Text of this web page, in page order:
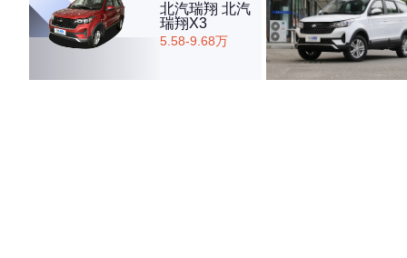
北汽瑞翔 北汽
瑞翔X3
5.58-9.68万